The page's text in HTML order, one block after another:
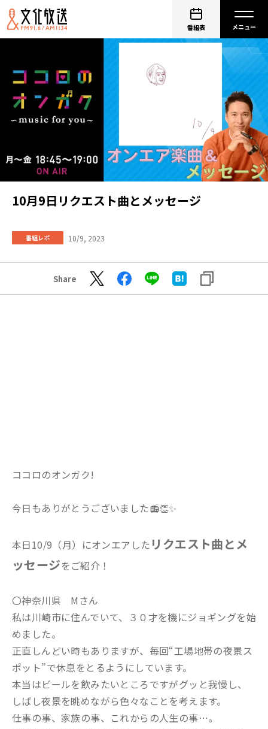
番組表
10月9日リクエスト曲とメッセージ
番組レポ 10/9, 2023
Share
ココロのオンガク!
今日もありがとうございました📻👏✨
本日10/9（月）にオンエアした リクエスト曲とメ
ッセージをご紹介！
〇神奈川県 Mさん
私は川崎市に住んでいて、３０才を機にジョギングを始
めました。
正直しんどい時もありますが、毎回“工場地帯の夜景ス
ポット”で休息をとるようにしています。
本当はビールを飲みたいところですがグッと我慢し、
しばし夜景を眺めながら色々なことを考えます。
仕事の事、家族の事、これからの人生の事…。